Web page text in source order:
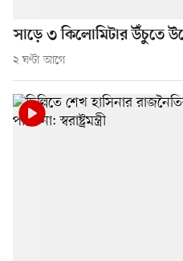
সাড়ে ৩ কিলোমিটার উঁচুতে
২ ঘণ্টা আগে